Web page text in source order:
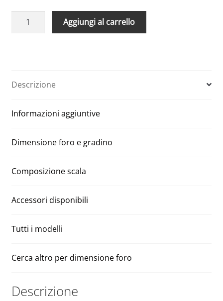
Scale
Alluminio
70
130
300
Aggiungi al carrello
Descrizione
Informazioni aggiuntive
Dimensione foro e gradino
Composizione scala
Accessori disponibili
Tutti i modelli
Cerca altro per dimensione foro
Descrizione